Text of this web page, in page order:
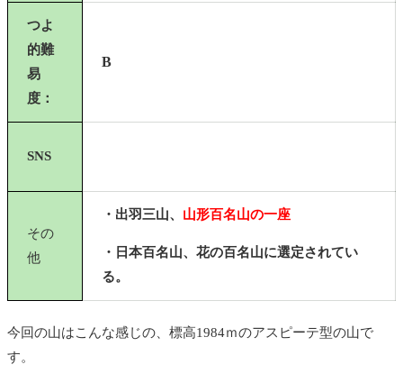
つよ
的難
易
度：
B
SNS
その
他
・出羽三山、 山形百名山の一座
・日本百名山、花の百名山に選定されてい
る。
今回の山はこんな感じの、標高1984ｍのアスピーテ型の山で
す。